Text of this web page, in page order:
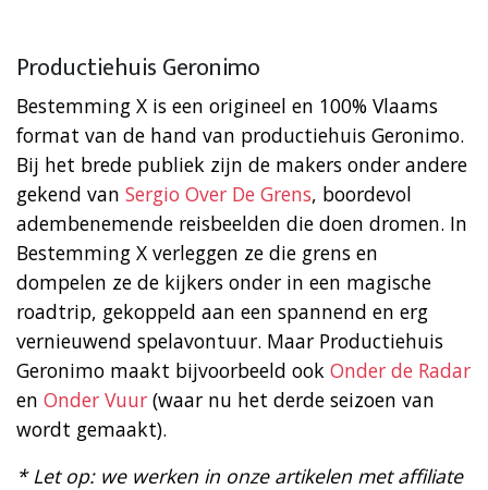
Productiehuis Geronimo
Bestemming X is een origineel en 100% Vlaams
format van de hand van productiehuis Geronimo.
Bij het brede publiek zijn de makers onder andere
gekend van Sergio Over De Grens, boordevol
adembenemende reisbeelden die doen dromen. In
Bestemming X verleggen ze die grens en
dompelen ze de kijkers onder in een magische
roadtrip, gekoppeld aan een spannend en erg
vernieuwend spelavontuur. Maar Productiehuis
Geronimo maakt bijvoorbeeld ook Onder de Radar
en Onder Vuur (waar nu het derde seizoen van
wordt gemaakt).
* Let op: we werken in onze artikelen met affiliate